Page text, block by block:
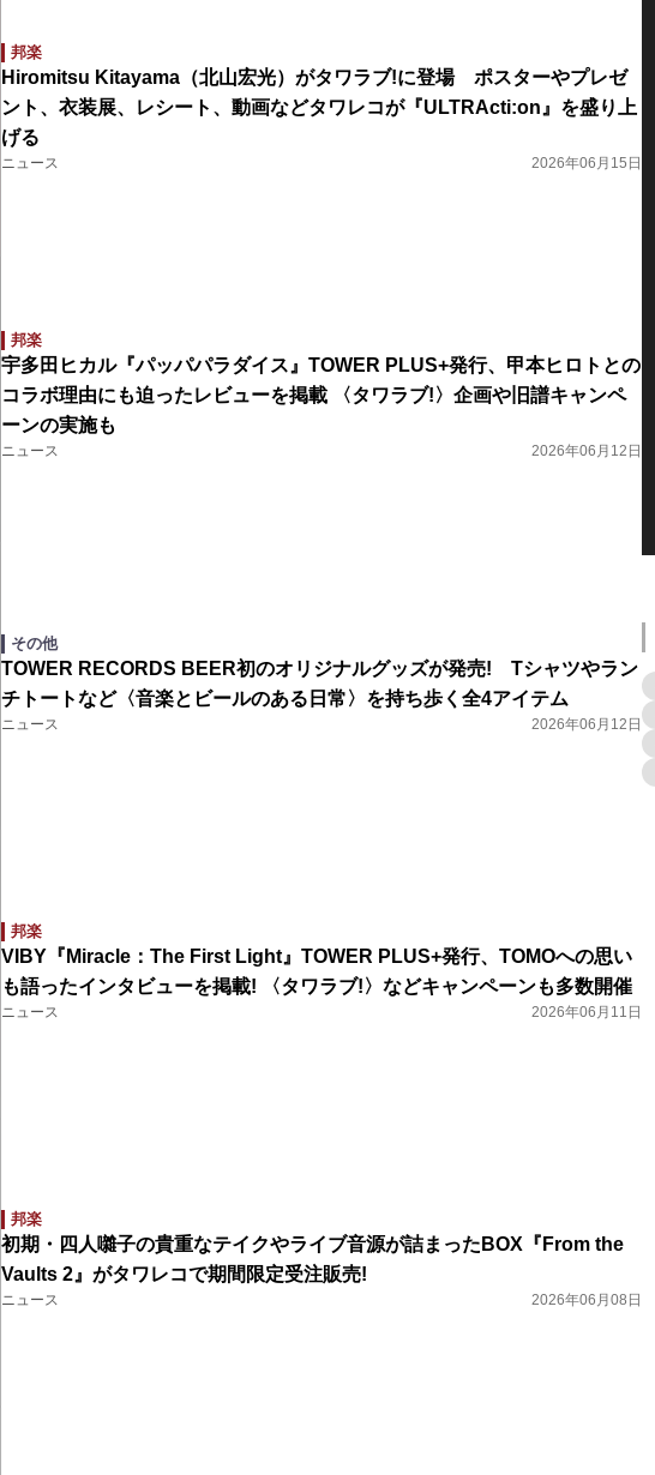
邦楽
Hiromitsu Kitayama（北山宏光）がタワラブ!に登場 ポスターやプレゼ
ント、衣装展、レシート、動画などタワレコが『ULTRActi:on』を盛り上
げる
ニュース 2026年06月15日
邦楽
宇多田ヒカル『パッパパラダイス』TOWER PLUS+発行、甲本ヒロトとの
コラボ理由にも迫ったレビューを掲載 〈タワラブ!〉企画や旧譜キャンペ
ーンの実施も
ニュース 2026年06月12日
その他
TOWER RECORDS BEER初のオリジナルグッズが発売! Tシャツやラン
チトートなど〈音楽とビールのある日常〉を持ち歩く全4アイテム
ニュース 2026年06月12日
邦楽
VIBY『Miracle：The First Light』TOWER PLUS+発行、TOMOへの思い
も語ったインタビューを掲載! 〈タワラブ!〉などキャンペーンも多数開催
ニュース 2026年06月11日
邦楽
初期・四人囃子の貴重なテイクやライブ音源が詰まったBOX『From the
Vaults 2』がタワレコで期間限定受注販売!
ニュース 2026年06月08日